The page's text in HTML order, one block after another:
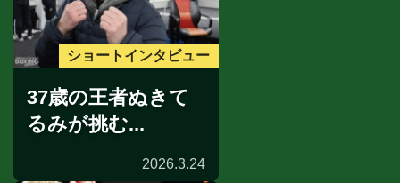
ショートインタビュー
37歳の王者ぬきて
るみが挑む...
2026.3.24